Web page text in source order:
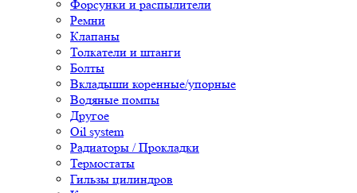
Форсунки и распылители
Ремни
Клапаны
Толкатели и штанги
Болты
Вкладыши коренные/упорные
Водяные помпы
Другое
Oil system
Радиаторы / Прокладки
Термостаты
Гильзы цилиндров